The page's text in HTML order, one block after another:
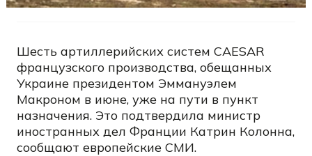
Шесть артиллерийских систем CAESAR
французского производства, обещанных
Украине президентом Эммануэлем
Макроном в июне, уже на пути в пункт
назначения. Это подтвердила министр
иностранных дел Франции Катрин Колонна,
сообщают европейские СМИ.